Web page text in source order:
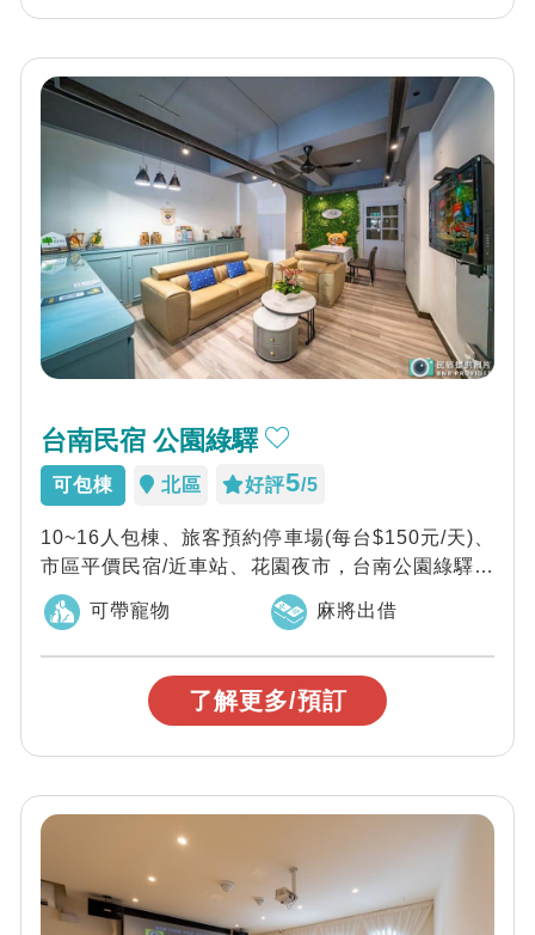
台南民宿 公園綠驛
可包棟 北區 好評5/5
10~16人包棟、旅客預約停車場(每台$150元/天)、
市區平價民宿/近車站、花園夜市，台南公園綠驛民
宿每間房的舒適簡約，無論是三...
可帶寵物 麻將出借
了解更多/預訂